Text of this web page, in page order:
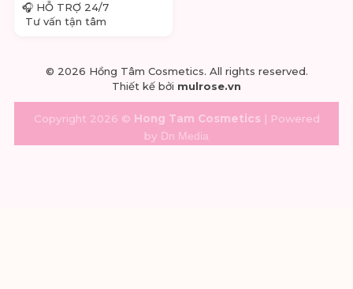
🎧 HỖ TRỢ 24/7
Tư vấn tận tâm
© 2026 Hồng Tâm Cosmetics. All rights reserved.
Thiết kế bởi mulrose.vn
Copyright 2026 © Hong Tam Cosmetics | Powered
by Dn Media